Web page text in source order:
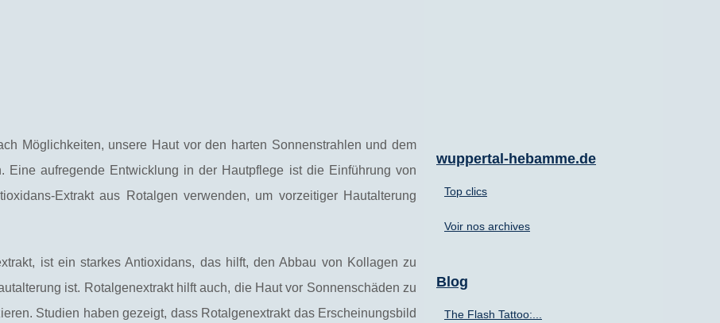
Möglichkeiten, unsere Haut vor den harten Sonnenstrahlen und dem
Eine aufregende Entwicklung in der Hautpflege ist die Einführung von
Extrakt aus Rotalgen verwenden, um vorzeitiger Hautalterung
ist ein starkes Antioxidans, das hilft, den Abbau von Kollagen zu
ist. Rotalgenextrakt hilft auch, die Haut vor Sonnenschäden zu
Studien haben gezeigt, dass Rotalgenextrakt das Erscheinungsbild
wuppertal-hebamme.de
Top clics
Voir nos archives
Blog
The Flash Tattoo:...